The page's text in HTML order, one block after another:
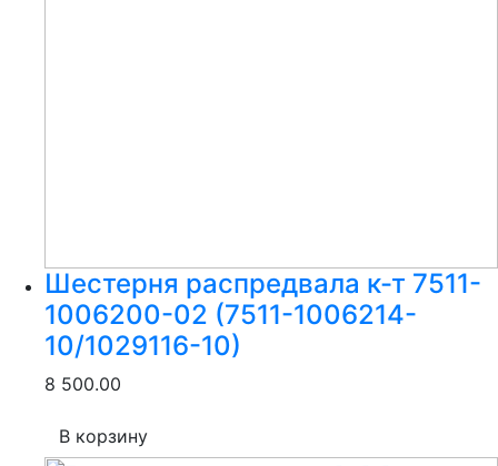
Шестерня распредвала к-т 7511-
1006200-02 (7511-1006214-
10/1029116-10)
8 500.00
В корзину